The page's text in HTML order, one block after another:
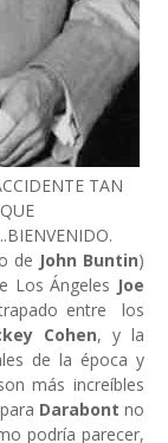
TAN
de John Buntin)
Los Ángeles Joe
entre los
Cohen, y la
de la época y
más increíbles
Darabont no
podría parecer,